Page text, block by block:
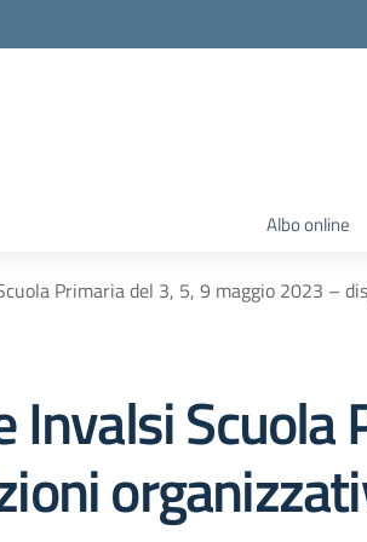
Albo online
Primaria del 3, 5, 9 maggio 2023 –
Scuola